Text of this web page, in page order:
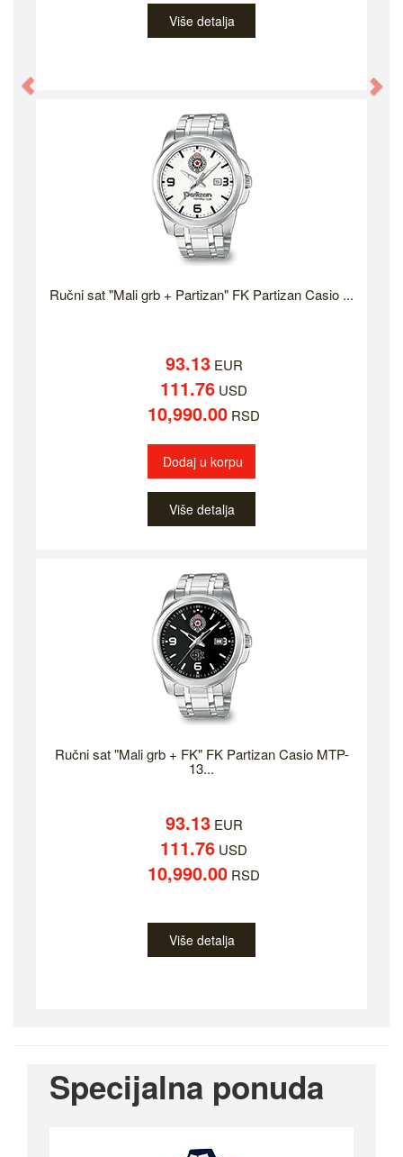
Više detalja
Ručni sat "Mali grb + Partizan" FK Partizan Casio ...
93.13EUR
111.76 USD
10,990.00 RSD
Dodaj u korpu
Više detalja
Ručni sat "Mali grb + FK" FK Partizan Casio MTP-
13...
93.13EUR
111.76 USD
10,990.00 RSD
Više detalja
Specijalna ponuda